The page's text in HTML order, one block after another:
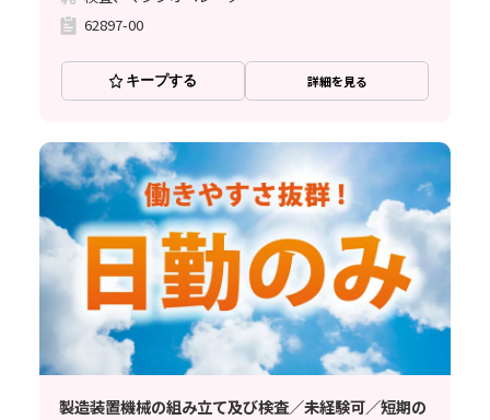
62897-00
キープする 詳細を見る
製造装置機械の組み立て及び検査／未経験可／短期の